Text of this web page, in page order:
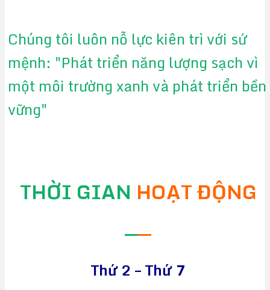
Chúng tôi luôn nỗ lực kiên trì với sứ
mệnh: "Phát triển năng lượng sạch vì
một môi trường xanh và phát triển bền
vững"
THỜI GIAN HOẠT ĐỘNG
——
Thứ 2 – Thứ 7